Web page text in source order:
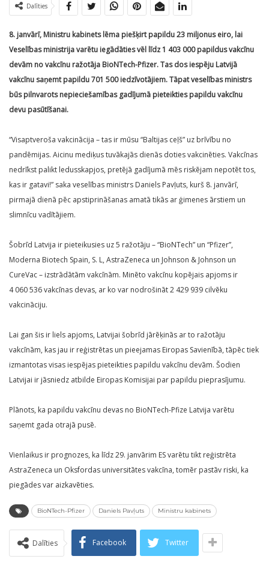
Dalīties
8. janvārī, Ministru kabinets lēma piešķirt papildu 23 miljonus eiro, lai
Veselības ministrija varētu iegādāties vēl līdz 1 403 000 papildus vakcīnu
devām no vakcīnu ražotāja BioNTech-Pfizer. Tas dos iespēju Latvijā
vakcīnu saņemt papildu 701 500 iedzīvotājiem. Tāpat veselības ministrs
būs pilnvarots nepieciešamības gadījumā pieteikties papildu vakcīnu
devu pasūtīšanai.
“Visaptveroša vakcinācija – tas ir mūsu “Baltijas ceļš” uz brīvību no
pandēmijas. Aicinu mediķus tuvākajās dienās doties vakcinēties. Vakcīnas
nedrīkst palikt ledusskapjos, pretējā gadījumā mēs riskējam nepotēt tos,
kas ir gatavi!” saka veselības ministrs Daniels Pavļuts, kurš 8. janvārī,
pirmajā dienā pēc apstiprināšanas amatā tikās ar ģimenes ārstiem un
slimnīcu vadītājiem.
Šobrīd Latvija ir pieteikusies uz 5 ražotāju – “BioNTech” un “Pfizer”,
Moderna Biotech Spain, S. L, AstraZeneca un Johnson & Johnson un
CureVac – izstrādātām vakcīnām. Minēto vakcīnu kopējais apjoms ir
4 060 536 vakcīnas devas, ar ko var nodrošināt 2 429 939 cilvēku
vakcināciju.
Lai gan šis ir liels apjoms, Latvijai šobrīd jārēķinās ar to ražotāju
vakcīnām, kas jau ir reģistrētas un pieejamas Eiropas Savienībā, tāpēc tiek
izmantotas visas iespējas pieteikties papildu vakcīnu devām. Šodien
Latvijai ir jāsniedz atbilde Eiropas Komisijai par papildu pieprasījumu.
Plānots, ka papildu vakcīnu devas no BioNTech-Pfize Latvija varētu
saņemt gada otrajā pusē.
Vienlaikus ir prognozes, ka līdz 29. janvārim ES varētu tikt reģistrēta
AstraZeneca un Oksfordas universitātes vakcīna, tomēr pastāv riski, ka
piegādes var aizkavēties.
BioNTech-Pfizer Daniels Pavļuts Ministru kabinets
Dalīties Facebook Twitter